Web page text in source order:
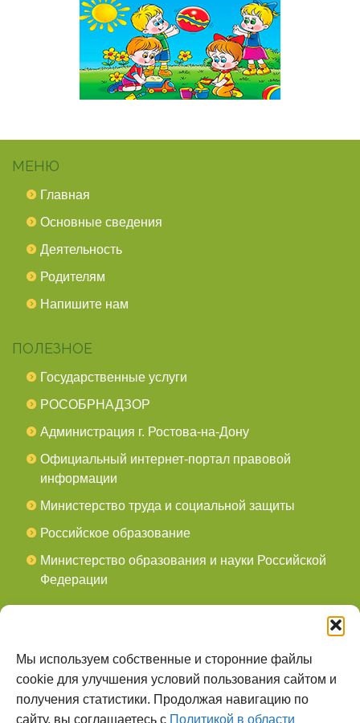
Мы используем собственные и сторонние файлы
cookie для улучшения условий пользования сайтом и
получения статистики. Продолжая навигацию по
сайту, вы соглашаетесь с Политикой в области
МЕНЮ
Главная
Основные сведения
Деятельность
Родителям
Напишите нам
ПОЛЕЗНОЕ
Государственные услуги
РОСОБРНАДЗОР
Администрация г. Ростова-на-Дону
Официальный интернет-портал правовой
информации
Министерство труда и социальной защиты
Российское образование
Министерство образования и науки Российской
Федерации
мы в Контакте